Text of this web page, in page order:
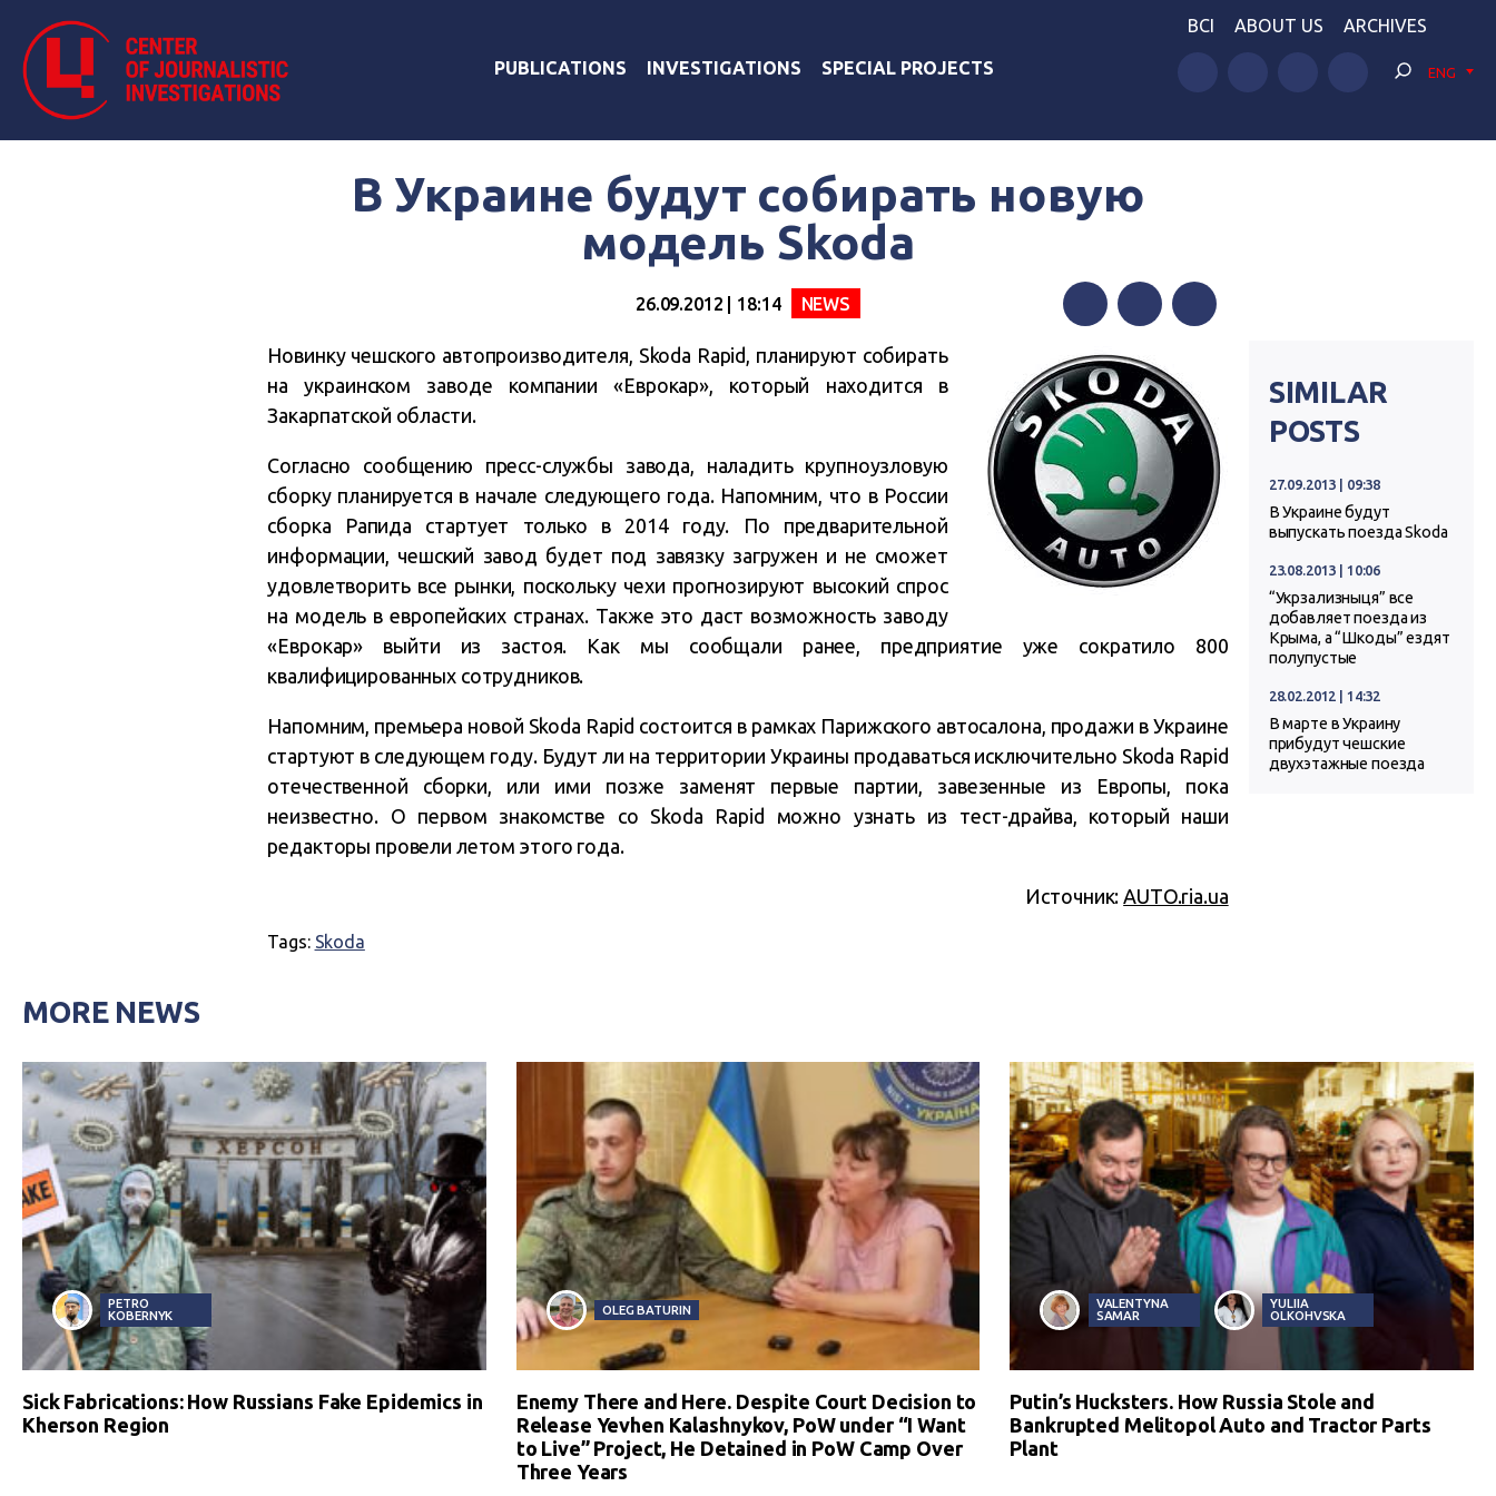
PUBLICATIONS INVESTIGATIONS SPECIAL PROJECTS
BCI ABOUT US ARCHIVES
ENG
В Украине будут собирать новую
модель Skoda
26.09.2012 | 18:14 NEWS
Новинку чешского автопроизводителя, Skoda Rapid, планируют собирать
на украинском заводе компании «Еврокар», который находится в
Закарпатской области.
Согласно сообщению пресс-службы завода, наладить крупноузловую
сборку планируется в начале следующего года. Напомним, что в России
сборка Рапида стартует только в 2014 году. По предварительной
информации, чешский завод будет под завязку загружен и не сможет
удовлетворить все рынки, поскольку чехи прогнозируют высокий спрос
на модель в европейских странах. Также это даст возможность заводу
«Еврокар» выйти из застоя. Как мы сообщали ранее, предприятие уже сократило 800
квалифицированных сотрудников.
Напомним, премьера новой Skoda Rapid состоится в рамках Парижского автосалона, продажи в Украине
стартуют в следующем году. Будут ли на территории Украины продаваться исключительно Skoda Rapid
отечественной сборки, или ими позже заменят первые партии, завезенные из Европы, пока
неизвестно. О первом знакомстве со Skoda Rapid можно узнать из тест-драйва, который наши
редакторы провели летом этого года.
Источник:AUTO.ria.ua
Tags: Skoda
SIMILAR
POSTS
27.09.2013 | 09:38
В Украине будут
выпускать поезда Skoda
23.08.2013 | 10:06
“Укрзализныця” все
добавляет поезда из
Крыма, а “Шкоды” ездят
полупустые
28.02.2012 | 14:32
В марте в Украину
прибудут чешские
двухэтажные поезда
MORE NEWS
PETRO
KOBERNYK
Sick Fabrications: How Russians Fake Epidemics in
Kherson Region
OLEG BATURIN
Enemy There and Here. Despite Court Decision to
Release Yevhen Kalashnykov, PoW under “I Want
to Live” Project, He Detained in PoW Camp Over
Three Years
VALENTYNA
SAMAR
YULIIA
OLKOHVSKA
Putin’s Hucksters. How Russia Stole and
Bankrupted Melitopol Auto and Tractor Parts
Plant